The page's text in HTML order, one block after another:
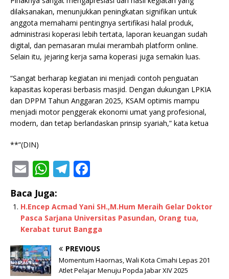
dilaksanakan, menunjukkan peningkatan signifikan untuk
anggota memahami pentingnya sertifikasi halal produk,
administrasi koperasi lebih tertata, laporan keuangan sudah
digital, dan pemasaran mulai merambah platform online.
Selain itu, jejaring kerja sama koperasi juga semakin luas.
“Sangat berharap kegiatan ini menjadi contoh penguatan
kapasitas koperasi berbasis masjid. Dengan dukungan LPKIA
dan DPPM Tahun Anggaran 2025, KSAM optimis mampu
menjadi motor penggerak ekonomi umat yang profesional,
modern, dan tetap berlandaskan prinsip syariah,” kata ketua
**”(DIN)
E
m
ai
l
W
at
s
A
p
p
T
e
g
ra
m
c
e
b
o
o
Baca Juga:
H.Encep Acmad Yani SH.,M.Hum Meraih Gelar Doktor
Pasca Sarjana Universitas Pasundan, Orang tua,
Kerabat turut Bangga
PREVIOUS
Momentum Haornas, Wali Kota Cimahi Lepas 201
Atlet Pelajar Menuju Popda Jabar XIV 2025